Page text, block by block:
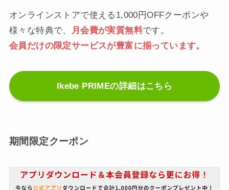
オンラインストアで使える1,000円OFFクーポンや
様々な特典で、
月会費が実質無料です。
会員だけの限定サービスが豊富に揃っています。
Ikebe PRIMEの詳細はこちら
期間限定クーポン